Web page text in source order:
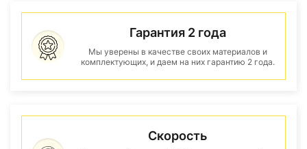
Гарантия 2 года
Мы уверены в качестве своих материалов и
комплектующих, и даем на них гарантию 2 года.
Скорость